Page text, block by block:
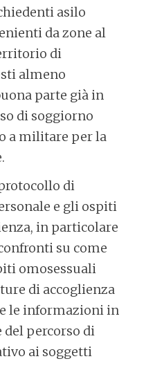
asilo
da zone al
di
almeno
parte già in
di soggiorno
a militare per la
di
e gli ospiti
in particolare
su come
omosessuali
di accoglienza
le informazioni in
percorso di
ai soggetti